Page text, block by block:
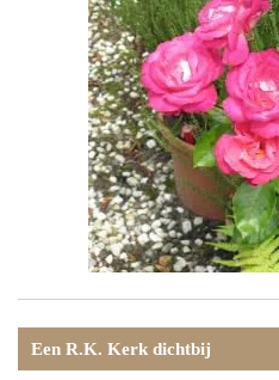
Een R.K. Kerk dichtbij